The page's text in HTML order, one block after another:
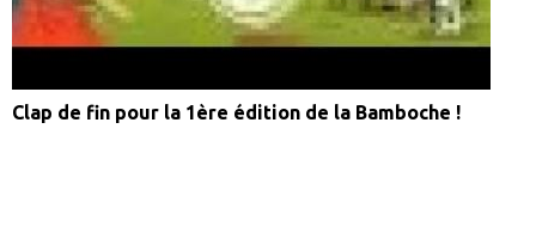
Clap de fin pour la 1ère édition de la Bamboche !